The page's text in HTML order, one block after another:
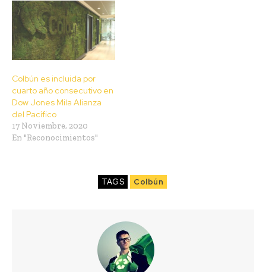
Colbún es incluida por
cuarto año consecutivo en
Dow Jones Mila Alianza
del Pacífico
17 Noviembre, 2020
En "Reconocimientos"
TAGS Colbún